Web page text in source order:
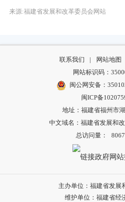
来源:福建省发展和改革委员会网站
联系我们 | 网站地图
网站标识码：
闽公网安备：
闽ICP备
地址：福建省福州市
中文域名：福建省发展和
总访问量：
主办单位：福建省发展
维护单位：福建省经